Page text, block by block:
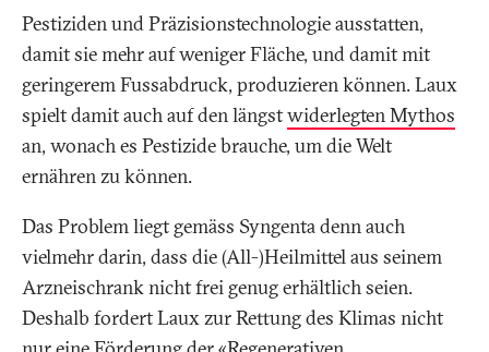
Pestiziden und Präzisionstechnologie ausstatten,
damit sie mehr auf weniger Fläche, und damit mit
geringerem Fussabdruck, produzieren können. Laux
spielt damit auch auf den längstwiderlegten Mythos
an, wonach es Pestizide brauche, um die Welt
ernähren zu können.
Das Problem liegt gemäss Syngenta denn auch
vielmehr darin, dass die (All-)Heilmittel aus seinem
Arzneischrank nicht frei genug erhältlich seien.
Deshalb fordert Laux zur Rettung des Klimas nicht